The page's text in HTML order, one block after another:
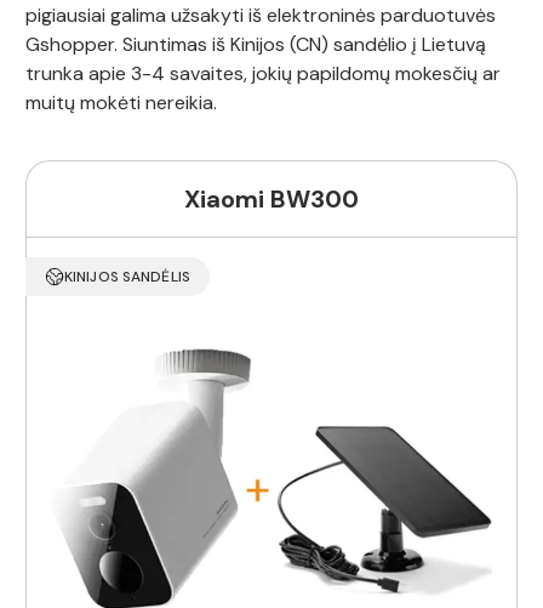
pigiausiai galima užsakyti iš elektroninės parduotuvės
Gshopper. Siuntimas iš Kinijos (CN) sandėlio į Lietuvą
trunka apie 3-4 savaites, jokių papildomų mokesčių ar
muitų mokėti nereikia.
Xiaomi BW300
KINIJOS SANDĖLIS